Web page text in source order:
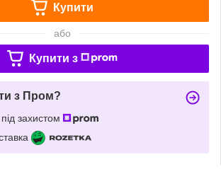
Купити
або
Купити з
з Пром?
захистом